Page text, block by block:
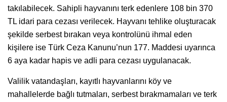
takılabilecek. Sahipli hayvanını terk edenlere 108 bin 370
TL idari para cezası verilecek. Hayvanı tehlike oluşturacak
şekilde serbest bırakan veya kontrolünü ihmal eden
kişilere ise Türk Ceza Kanunu’nun 177. Maddesi uyarınca
6 aya kadar hapis ve adli para cezası uygulanacak.
Valilik vatandaşları, kayıtlı hayvanlarını köy ve
mahallelerde bağlı tutmaları, serbest bırakmamaları ve terk